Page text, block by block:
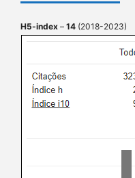
H5-index – 14 (2018-2023)